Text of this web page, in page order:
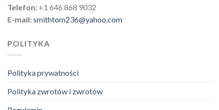
Telefon: +1 646 868 9032
E-mail:smithtom236@yahoo.com
POLITYKA
Polityka prywatności
Polityka zwrotów i zwrotów